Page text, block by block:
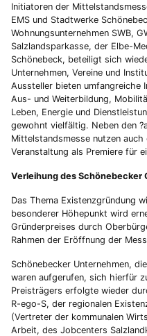
Initiatoren der
EMS und Stadtwerke
Wohnungsunternehmen SWB,
Salzlandsparkasse, der Elbe-
Schönebeck, beteiligt sich
Unternehmen, Vereine und
Aussteller bieten umfangreiche
Aus- und Weiterbildung,
Leben, Energie und
gewohnt vielfältig. Neben den
Mittelstandsmesse nutzen
Veranstaltung als Premiere für
Verleihung des Schönebecker
Das Thema Existenzgründung
besonderer Höhepunkt wird
Gründerpreises durch
Rahmen der Eröffnung der
Schönebecker Unternehmen,
waren aufgerufen, sich hierfür
Preisträgers erfolgte wieder
R-ego-S, der regionalen
(Vertreter der kommunalen
Arbeit, des Jobcenters